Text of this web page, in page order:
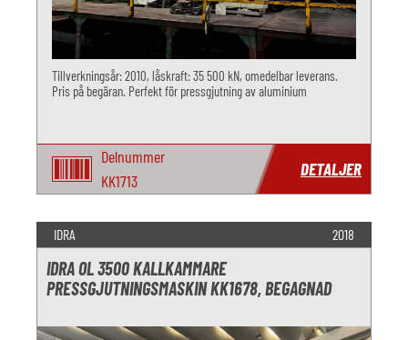
Tillverkningsår: 2010, låskraft: 35 500 kN, omedelbar leverans.
Pris på begäran. Perfekt för pressgjutning av aluminium
Delnummer
KK1713
DETALJER
IDRA 2018
IDRA OL 3500 KALLKAMMARE
PRESSGJUTNINGSMASKIN KK1678, BEGAGNAD